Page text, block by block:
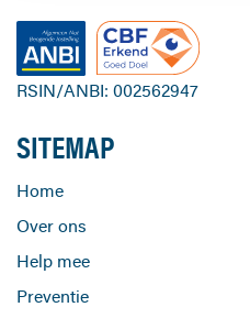
RSIN/ANBI: 002562947
SITEMAP
Home
Over ons
Help mee
Preventie